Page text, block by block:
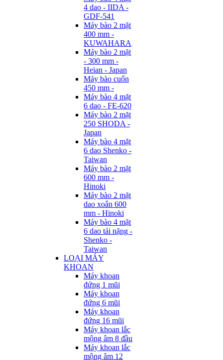
4 dao - IIDA -
GDF-541
Máy bào 2 mặt
400 mm -
KUWAHARA
Máy bào 2 mặt
- 300 mm -
Heian - Japan
Máy bào cuốn
450 mm -
Máy bào 4 mặt
6 dao - FE-620
Máy bào 2 mặt
250 SHODA -
Japan
Máy bào 4 mặt
6 dao Shenko -
Taiwan
Máy bào 2 mặt
600 mm -
Hinoki
Máy bào 2 mặt
dao xoắn 600
mm - Hinoki
Máy bào 4 mặt
6 dao tải nặng -
Shenko -
Taiwan
LOẠI MÁY
KHOAN
Máy khoan
đứng 1 mũi
Máy khoan
đứng 6 mũi
Máy khoan
đứng 16 mũi
Máy khoan lắc
mộng âm 8 đầu
Máy khoan lắc
mộng âm 12